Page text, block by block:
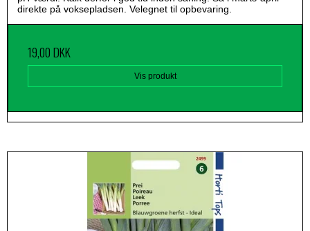
direkte på voksepladsen. Velegnet til opbevaring.
19,00 DKK
Vis produkt